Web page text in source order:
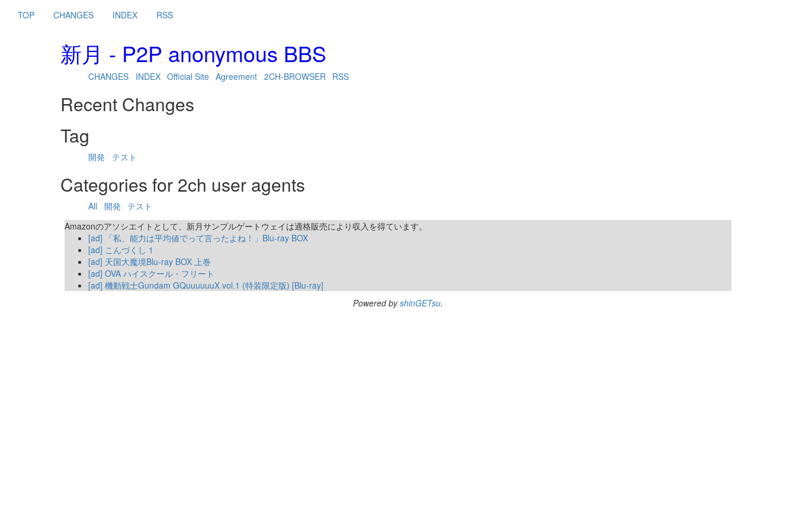
TOP CHANGES INDEX RSS
新月 - P2P anonymous BBS
CHANGES INDEX Official Site Agreement 2CH-BROWSER RSS
Recent Changes
Tag
開発 テスト
Categories for 2ch user agents
All 開発
テスト
Amazonのアソシエイトとして、新月サンプルゲートウェイは適格販売により収入を得ています。
[ad] 「私、能力は平均値でって言ったよね！」Blu-ray BOX
[ad] こんづくし 1
[ad] 天国大魔境Blu-ray BOX 上巻
[ad] OVA ハイスクール・フリート
[ad] 機動戦士Gundam GQuuuuuuX vol.1 (特装限定版) [Blu-ray]
Powered byshinGETsu.